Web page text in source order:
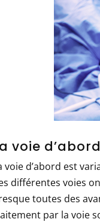
voie d’abord
voie d’abord est
différentes voies
toutes des
par la voie